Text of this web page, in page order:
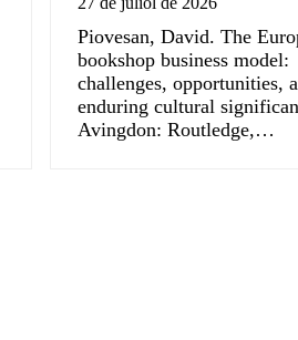
Piovesan, David. The
bookshop business model:
challenges, opportunities,
enduring cultural
Avingdon: Routledge,…